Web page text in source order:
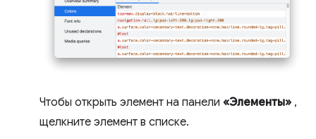
Чтобы открыть элемент на панели «Элементы» ,
щелкните элемент в списке.